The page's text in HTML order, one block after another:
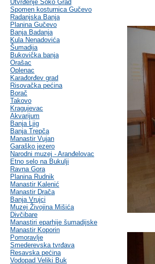
Utvrđenje Soko Grad
Spomen kosturnica Gučevo
Radanjska Banja
Planina Gučevo
Banja Badanja
Kula Nenadovića
Šumadija
Bukovička banja
Orašac
Oplenac
Karađorđev grad
Risovačka pećina
Borač
Takovo
Kragujevac
Akvarijum
Banja Ljig
Banja Trepča
Manastir Vujan
Garaško jezero
Narodni muzej - Aranđelovac
Etno selo na Bukulji
Ravna Gora
Planina Rudnik
Manastir Kalenić
Manastir Drača
Banja Vrujci
Muzej Živojina Mišića
Divčibare
Manastiri eparhije šumadijske
Manastir Koporin
Pomoravlje
Smederevska tvrđava
Resavska pećina
Vodopad Veliki Buk